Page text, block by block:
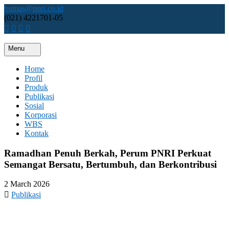
Skip
to
content
humas@pnri.co.id
(021) 4221701-05
Perum PNRI
Menu
Home
Profil
Produk
Publikasi
Sosial
Korporasi
WBS
Kontak
Ramadhan Penuh Berkah, Perum PNRI Perkuat
Semangat Bersatu, Bertumbuh, dan Berkontribusi
2 March 2026
Publikasi